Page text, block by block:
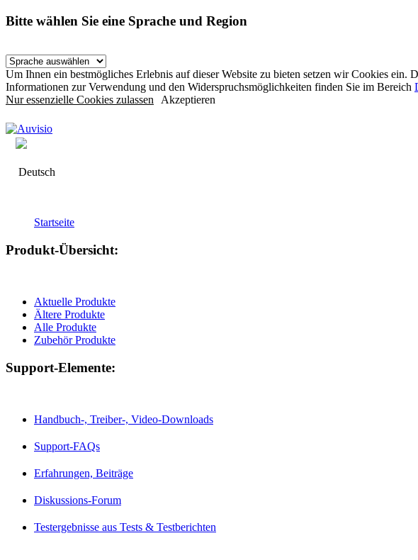
Bitte wählen Sie eine Sprache und Region
Um Ihnen ein bestmögliches Erlebnis auf dieser Website zu bieten setzen wir Cookies
Informationen zur Verwendung und den Widerspruchsmöglichkeiten finden Sie im Bereich
Nur essenzielle Cookies zulassen Akzeptieren
Deutsch
Startseite
Produkt-Übersicht:
Aktuelle Produkte
Ältere Produkte
Alle Produkte
Zubehör Produkte
Support-Elemente:
Handbuch-, Treiber-, Video-Downloads
Support-FAQs
Erfahrungen, Beiträge
Diskussions-Forum
Testergebnisse aus Tests & Testberichten